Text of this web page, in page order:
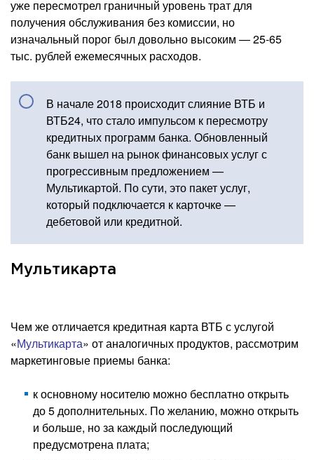
уже пересмотрел граничный уровень трат для
получения обслуживания без комиссии, но
изначальный порог был довольно высоким — 25-65
тыс. рублей ежемесячных расходов.
В начале 2018 происходит слияние ВТБ и
ВТБ24, что стало импульсом к пересмотру
кредитных программ банка. Обновленный
банк вышел на рынок финансовых услуг с
прогрессивным предложением —
Мультикартой. По сути, это пакет услуг,
который подключается к карточке —
дебетовой или кредитной.
Мультикарта
Чем же отличается кредитная карта ВТБ с услугой
«Мультикарта» от аналогичных продуктов, рассмотрим
маркетинговые приемы банка:
к основному носителю можно бесплатно открыть
до 5 дополнительных. По желанию, можно открыть
и больше, но за каждый последующий
предусмотрена плата;